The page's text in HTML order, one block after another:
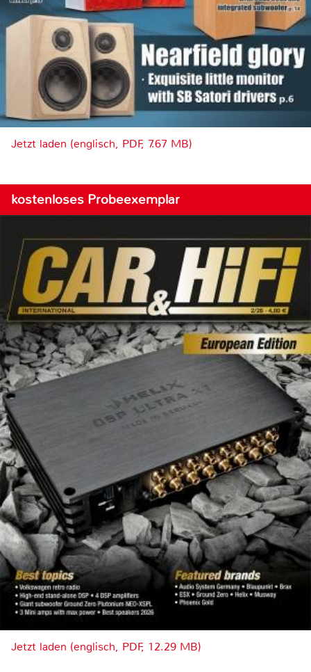
Jetzt laden (englisch, PDF, 7.67 MB)
kostenloses Probeexemplar
Jetzt laden (englisch, PDF, 12.29 MB)